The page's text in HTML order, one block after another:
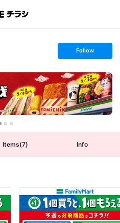
s
t
o
l
l
o
w
Follow
Items(7) Info